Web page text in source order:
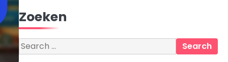
Zoeken
Search
for: